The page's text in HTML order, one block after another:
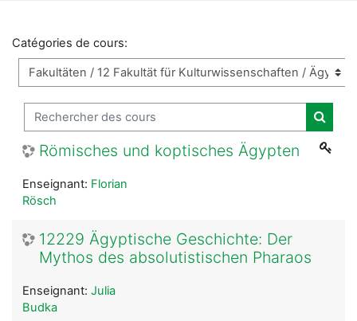
Catégories de cours:
Rechercher des cours
Römisches und koptisches Ägypten
Enseignant: Florian
Rösch
12229 Ägyptische Geschichte: Der
Mythos des absolutistischen Pharaos
Enseignant: Julia
Budka